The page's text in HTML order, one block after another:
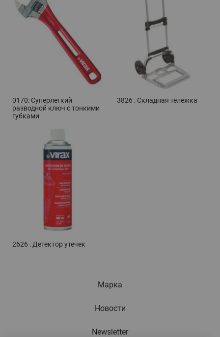
0170: Суперлегкий
разводной ключ с тонкими
губками
3826 : Складная тележка
2626 : Детектор утечек
Марка
Новости
Newsletter